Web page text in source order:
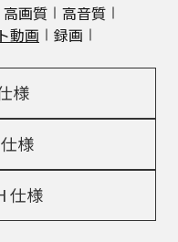
高画質
高音質
動画 録画
様
様
仕様